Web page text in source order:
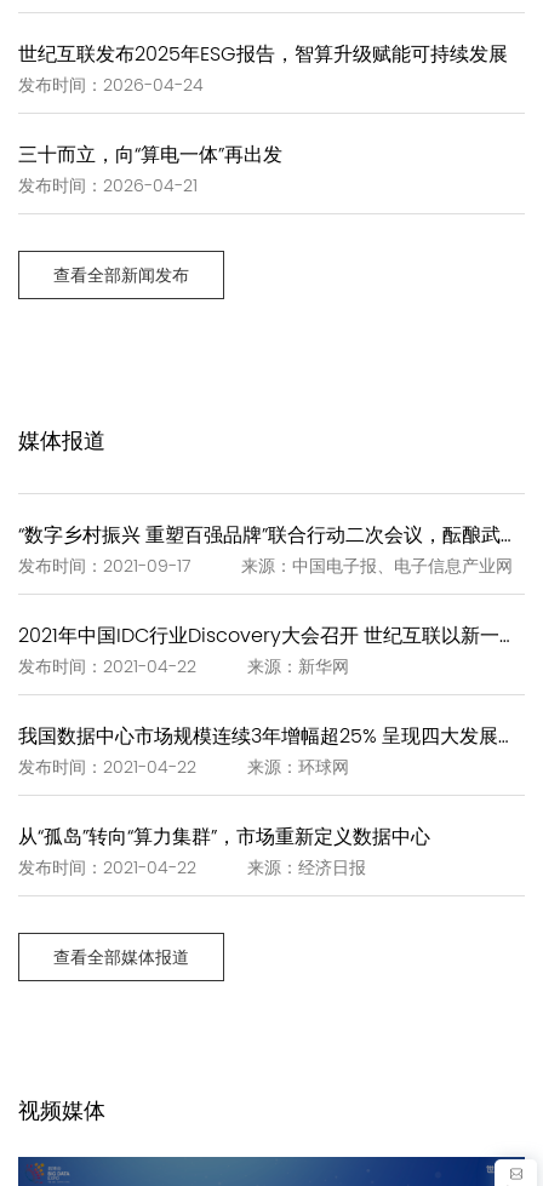
世纪互联发布2025年ESG报告，智算升级赋能可持续发展
发布时间：2026-04-24
三十而立，向“算电一体”再出发
发布时间：2026-04-21
查看全部新闻发布
媒体报道
发布时间：2021-09-17 来源：中国电子报、电子信息产业网
发布时间：2021-04-22 来源：新华网
发布时间：2021-04-22 来源：环球网
从“孤岛”转向“算力集群”，市场重新定义数据中心
发布时间：2021-04-22 来源：经济日报
查看全部媒体报道
视频媒体